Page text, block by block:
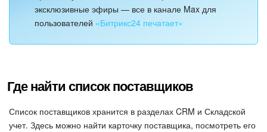
эксклюзивные эфиры — все в канале Max для
пользователей «Битрикс24 печатает»
Где найти список поставщиков
Список поставщиков хранится в разделах CRM и Складской
учет. Здесь можно найти карточку поставщика, посмотреть его